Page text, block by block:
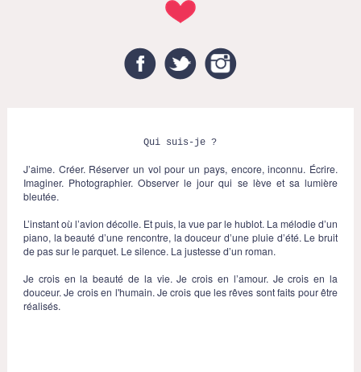
FacebookTwitter
Qui suis-je ?
J’aime. Créer. Réserver un vol pour un pays, encore, inconnu. Écrire.
Imaginer. Photographier. Observer le jour qui se lève et sa lumière
bleutée.
L’instant où l’avion décolle. Et puis, la vue par le hublot. La mélodie d’un
piano, la beauté d’une rencontre, la douceur d’une pluie d’été. Le bruit
de pas sur le parquet. Le silence. La justesse d’un roman.
Je crois en la beauté de la vie. Je crois en l’amour. Je crois en la
douceur. Je crois en l'humain. Je crois que les rêves sont faits pour être
réalisés.